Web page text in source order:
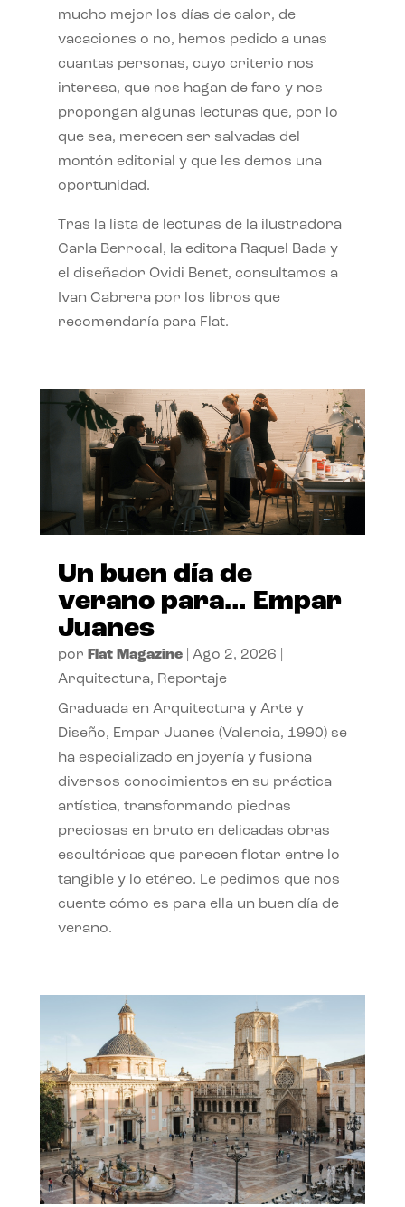
mucho mejor los días de calor, de
vacaciones o no, hemos pedido a unas
cuantas personas, cuyo criterio nos
interesa, que nos hagan de faro y nos
propongan algunas lecturas que, por lo
que sea, merecen ser salvadas del
montón editorial y que les demos una
oportunidad.
Tras la lista de lecturas de la ilustradora
Carla Berrocal, la editora Raquel Bada y
el diseñador Ovidi Benet, consultamos a
Ivan Cabrera por los libros que
recomendaría para Flat.
Un buen día de
verano para… Empar
Juanes
por Flat Magazine| Ago 2, 2026
Arquitectura, Reportaje
Graduada en Arquitectura y Arte y
Diseño, Empar Juanes (Valencia, 1990) se
ha especializado en joyería y fusiona
diversos conocimientos en su práctica
artística, transformando piedras
preciosas en bruto en delicadas obras
escultóricas que parecen flotar entre lo
tangible y lo etéreo. Le pedimos que nos
cuente cómo es para ella un buen día de
verano.